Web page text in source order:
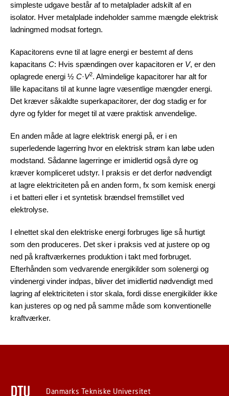
simpleste udgave består af to metalplader adskilt af en
isolator. Hver metalplade indeholder samme mængde elektrisk
ladningmed modsat fortegn.
Kapacitorens evne til at lagre energi er bestemt af dens
kapacitans C: Hvis spændingen over kapacitoren er V, er den
oplagrede energi ½ C·V2. Almindelige kapacitorer har alt for
lille kapacitans til at kunne lagre væsentlige mængder energi.
Det kræver såkaldte superkapacitorer, der dog stadig er for
dyre og fylder for meget til at være praktisk anvendelige.
En anden måde at lagre elektrisk energi på, er i en
superledende lagerring hvor en elektrisk strøm kan løbe uden
modstand. Sådanne lagerringe er imidlertid også dyre og
kræver kompliceret udstyr. I praksis er det derfor nødvendigt
at lagre elektriciteten på en anden form, fx som kemisk energi
i et batteri eller i et syntetisk brændsel fremstillet ved
elektrolyse.
I elnettet skal den elektriske energi forbruges lige så hurtigt
som den produceres. Det sker i praksis ved at justere op og
ned på kraftværkernes produktion i takt med forbruget.
Efterhånden som vedvarende energikilder som solenergi og
vindenergi vinder indpas, bliver det imidlertid nødvendigt med
lagring af elektriciteten i stor skala, fordi disse energikilder ikke
kan justeres op og ned på samme måde som konventionelle
kraftværker.
Danmarks Tekniske Universitet